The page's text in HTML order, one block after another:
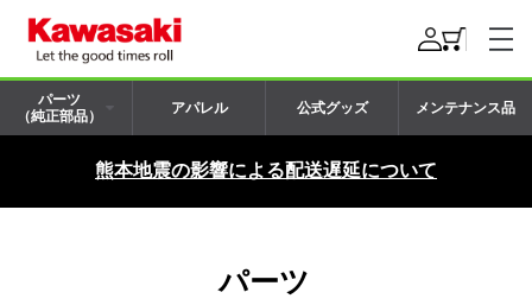
パーツ
（純正部品）
アパレル 公式グッズ メンテナンス品
熊本地震の影響による配送遅延について
パーツ